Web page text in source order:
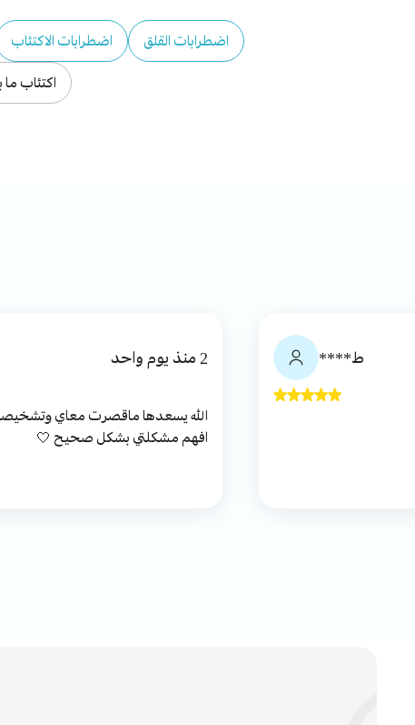
اضطرابات القلق اضطرابات الاكتئاب
اكتئاب ما
ط**** 2 منذ يوم واحد
الله يسعدها
افهم مشكلتي بشكل صحيح 🤍